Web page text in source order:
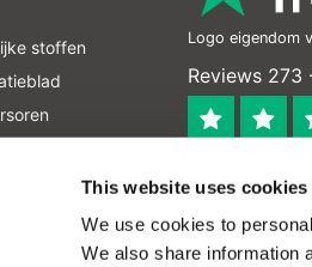
This website uses cookies
We use cookies to
We also share information
stoffen
Logo eigendom
Reviews 273
kunnen geen